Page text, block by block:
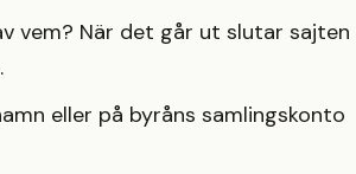
vem? När det går ut slutar sajten
eller på byråns samlingskonto